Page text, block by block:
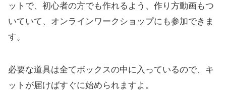
ットで、初心者の方でも作れるよう、作り方動画もつ
いていて、オンラインワークショップにも参加できま
す。
必要な道具は全てボックスの中に入っているので、キ
ットが届けばすぐに始められますよ。